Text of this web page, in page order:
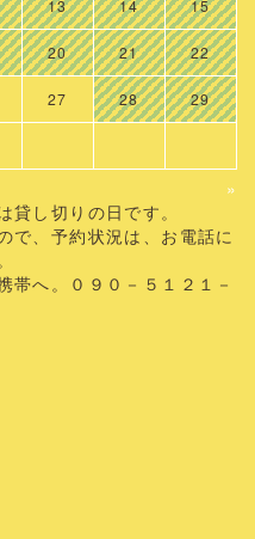
13 14 15
20 21 22
27 28 29
»
し切りの日です。
で、予約状況は、お電話に
帯へ。０９０－５１２１－